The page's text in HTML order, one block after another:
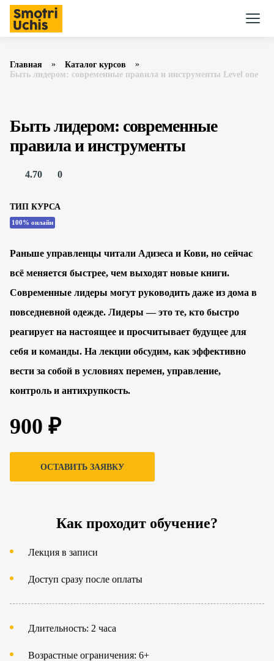
Главная
Каталог курсов
Быть лидером: современные правила и инструменты Level one
Быть лидером: современные
правила и инструменты
4.70 0
ТИП КУРСА
100% онлайн
Раньше управленцы читали Адизеса и Кови, но сейчас
всё меняется быстрее, чем выходят новые книги.
Современные лидеры могут руководить даже из дома в
повседневной одежде. Лидеры — это те, кто быстро
реагирует на настоящее и просчитывает будущее для
себя и команды. На лекции обсудим, как эффективно
вести за собой в условиях перемен, управление,
контроль и антихрупкость.
900 ₽
ОСТАВИТЬ ЗАЯВКУ
Как проходит обучение?
Лекция в записи
Доступ сразу после оплаты
Длительность: 2 часа
Возрастные ограничения: 6+